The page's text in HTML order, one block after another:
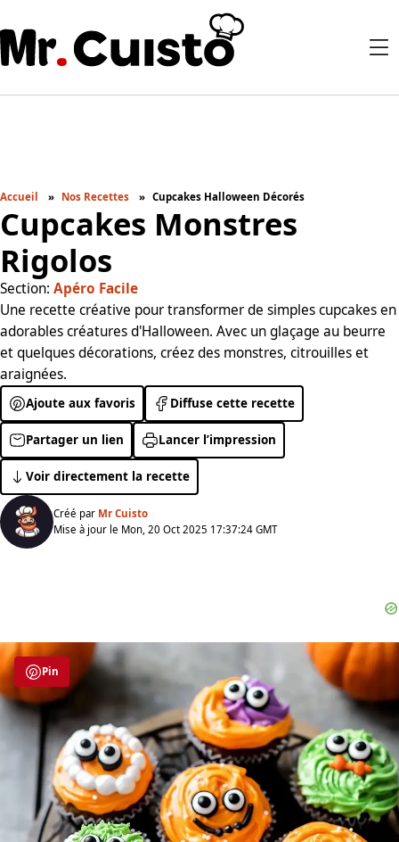
Accueil Nos Recettes Cupcakes Halloween Décorés
Cupcakes Monstres
Rigolos
Section: Apéro Facile
Une recette créative pour transformer de simples cupcakes en
adorables créatures d'Halloween. Avec un glaçage au beurre
et quelques décorations, créez des monstres, citrouilles et
araignées.
Ajoute aux favoris Diffuse cette recette
Partager un lien Lancer l’impression
Voir directement la recette
Créé par Mr Cuisto
Mise à jour le Mon, 20 Oct 2025 17:37:24 GMT
Pin